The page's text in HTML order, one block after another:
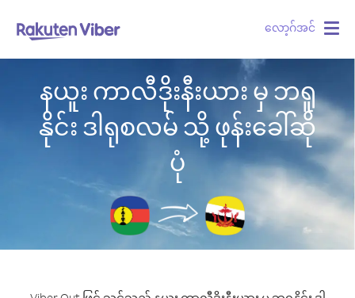
လော့ဂ်အင်
နယူး ကာလီဒိုးနီးယား မှ ဘရူ
နိုင်း ဒါရုစလမ် သို့ ဖုန်းခေါ်ဆို
ပုံ